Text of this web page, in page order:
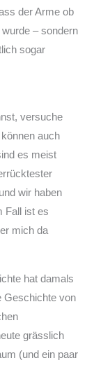
der Arme ob
– sondern
sogar
versuche
auch
es meist
wir haben
Fall ist es
mich da
hat damals
Geschichte von
grässlich
(und ein paar